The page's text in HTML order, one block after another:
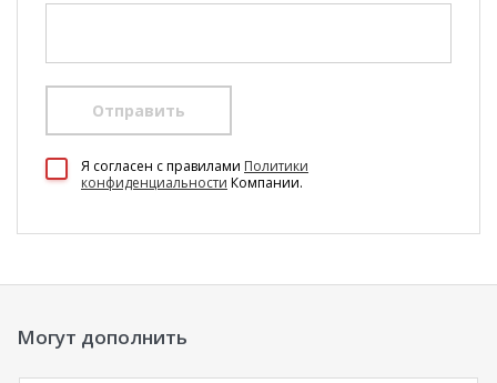
Отправить
Я согласен c правилами Политики
конфиденциальности Компании.
Могут дополнить